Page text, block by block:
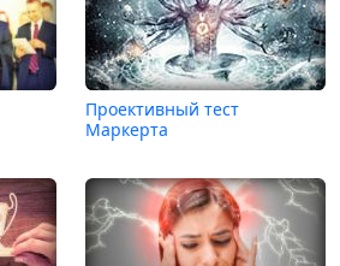
Проективный тест
Маркерта